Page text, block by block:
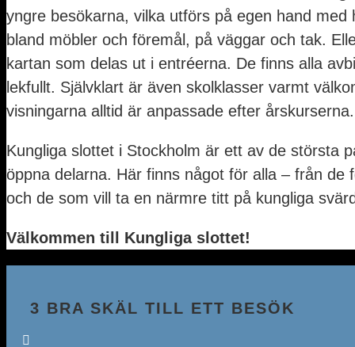
yngre besökarna, vilka utförs på egen hand
bland möbler och föremål, på väggar och tak.
kartan som delas ut i entréerna. De finns alla
lekfullt. Självklart är även skolklasser varmt
visningarna alltid är anpassade efter årskurserna.
Kungliga slottet i Stockholm är ett av de största
öppna delarna. Här finns något för alla – från
och de som vill ta en närmre titt på kungliga
Välkommen till Kungliga slottet!
3 BRA SKÄL TILL ETT BESÖK
